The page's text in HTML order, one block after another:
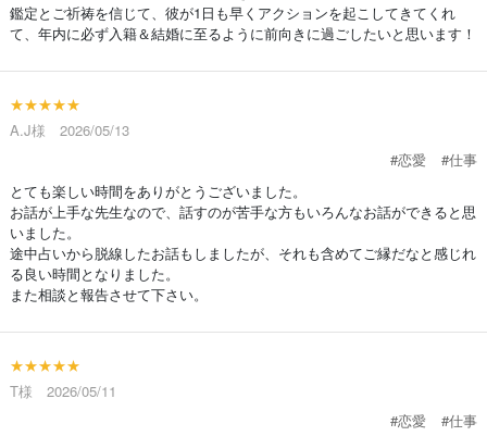
鑑定とご祈祷を信じて、彼が1日も早くアクションを起こしてきてくれ
て、年内に必ず入籍＆結婚に至るように前向きに過ごしたいと思います！
★★★★★
A.J様 2026/05/13
#恋愛
#仕事
とても楽しい時間をありがとうございました。
お話が上手な先生なので、話すのが苦手な方もいろんなお話ができると思
いました。
途中占いから脱線したお話もしましたが、それも含めてご縁だなと感じれ
る良い時間となりました。
また相談と報告させて下さい。
★★★★★
T様 2026/05/11
#恋愛
#仕事